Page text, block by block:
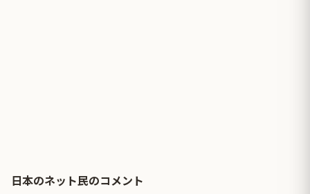
日本のネット民のコメント